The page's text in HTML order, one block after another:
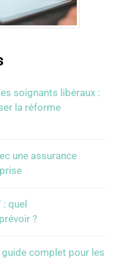
soignants libéraux :
la réforme
une assurance
: quel
?
complet pour les